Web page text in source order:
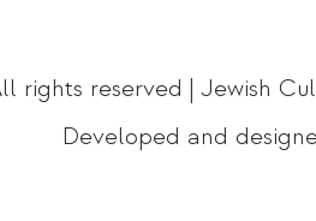
rights reserved | Jewish
Developed and